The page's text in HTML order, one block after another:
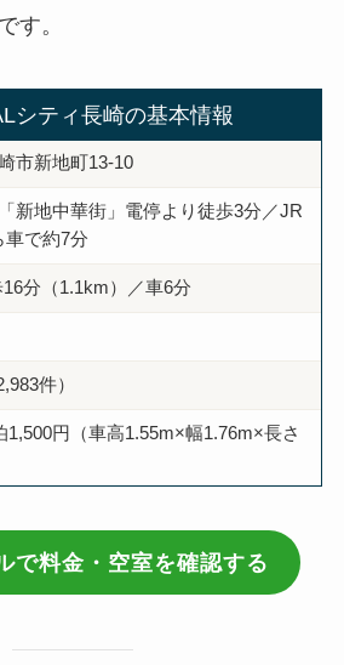
す。
シティ長崎の基本情報
市新地町13-10
新地中華街」電停より徒歩3分／JR
車で約7分
分（1.1km）／車6分
件）
1,500円（車高1.55m×幅1.76m×長さ
で料金・空室を確認する